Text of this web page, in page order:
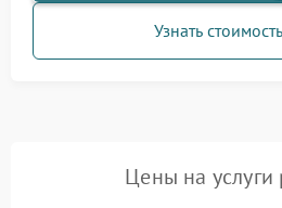
Узнать
Цены на услуги